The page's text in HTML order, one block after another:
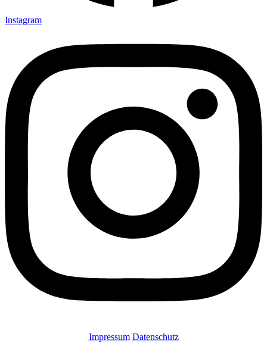
Instagram
Impressum Datenschutz